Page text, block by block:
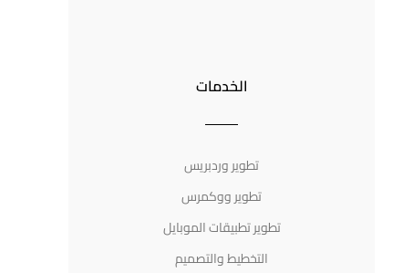
الخدمات
تطوير وردبريس
تطوير ووكمرس
تطوير تطبيقات الموبايل
التخطيط والتصميم